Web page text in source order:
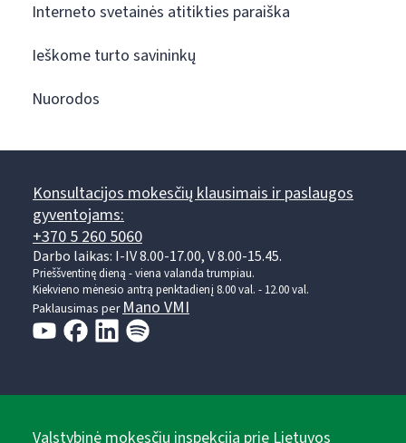
Interneto svetainės atitikties paraiška
Ieškome turto savininkų
Nuorodos
Konsultacijos mokesčių klausimais ir paslaugos
gyventojams:
+370 5 260 5060
Darbo laikas: I-IV 8.00-17.00, V 8.00-15.45.
Prieššventinę dieną - viena valanda trumpiau.
Kiekvieno mėnesio antrą penktadienį 8.00 val. - 12.00 val.
Paklausimas perMano VMI
Valstybinė mokesčių inspekcija prie Lietuvos